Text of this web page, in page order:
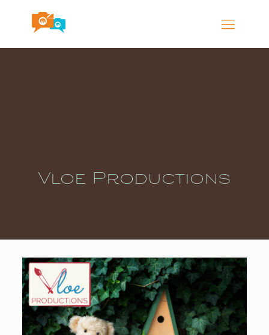
Vloe Productions